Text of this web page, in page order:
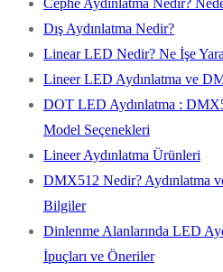
Cephe Aydınlatma Nedir?
Dış Aydınlatma Nedir?
Linear LED Nedir? Ne İşe
Lineer LED Aydınlatma ve
DOT LED Aydınlatma :
Model Seçenekleri
Lineer Aydınlatma Ürünleri
DMX512 Nedir? Aydınlatma
Bilgiler
Dinlenme Alanlarında LED
İpuçları ve Öneriler